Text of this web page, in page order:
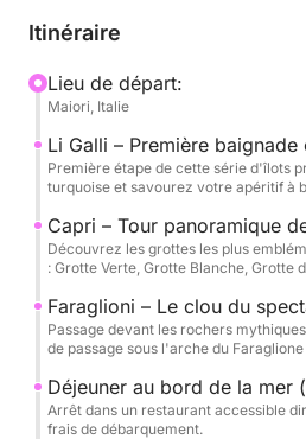
votre premier apéritif à bord
Le voyage se poursuit vers
de la Méditerranée. Le long
vous fera découvrir ses
célèbres : la Grotte Blanche et
véritables merveilles sculptées
approcherez ensuite des
immenses pics rocheux
symbole de Capri et lieu idéal
votre voyage.
À l'heure du déjeuner, afin
débarquement à Marina
Itinéraire
Lieu de départ:
Maiori, Italie
Li Galli – Première
Première étape de cette série d'îlots
turquoise et savourez votre apéritif à
Capri – Tour panoramique
Découvrez les grottes les plus
: Grotte Verte, Grotte Blanche, Grotte
Faraglioni – Le clou du
Passage devant les rochers
de passage sous l'arche du
Déjeuner au bord de la mer
Arrêt dans un restaurant accessible
frais de débarquement.